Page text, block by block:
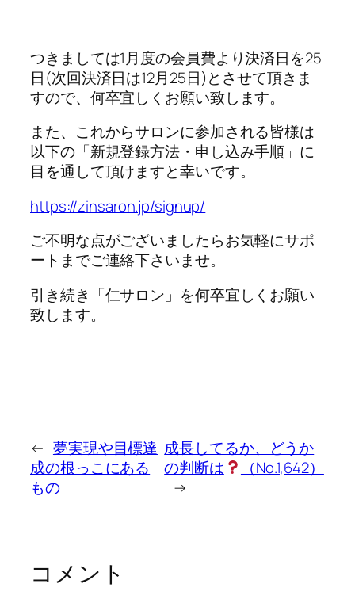
つきましては1月度の会員費より決済日を25
日(次回決済日は12月25日)とさせて頂きま
すので、何卒宜しくお願い致します。
また、これからサロンに参加される皆様は
以下の「新規登録方法・申し込み手順」に
目を通して頂けますと幸いです。
https://zinsaron.jp/signup/
ご不明な点がございましたらお気軽にサポ
ートまでご連絡下さいませ。
引き続き「仁サロン」を何卒宜しくお願い
致します。
← 夢実現や目標達
成の根っこにある
もの
成長してるか、どうか
の判断は
（No.1,642）
→
コメント